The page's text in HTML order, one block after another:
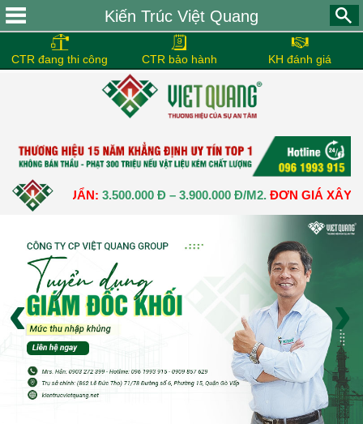
Kiến Trúc Việt Quang
CTR đang thi công CTR bảo hành KH đánh giá
3.500.000 Đ – 3.900.000 Đ/M2.ĐƠN GIÁ XÂY DỰNG
›
‹